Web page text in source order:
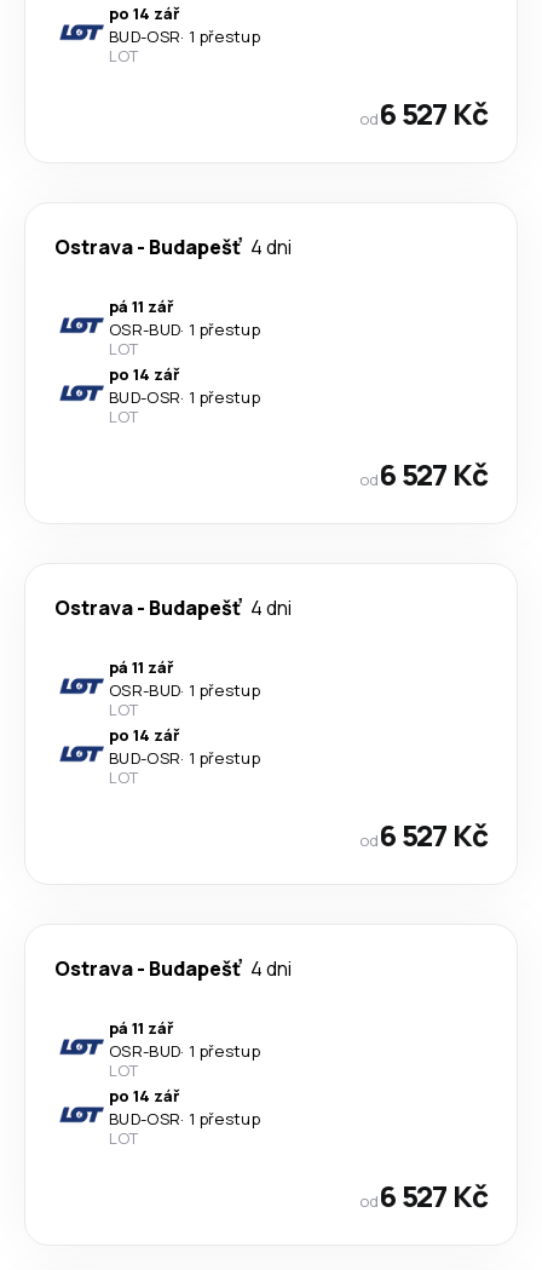
po 14 zář
BUD-OSR· 1 přestup
LOT
od6 527 Kč
Ostrava- Budapešť 4 dni
pá 11 zář
OSR-BUD· 1 přestup
LOT
po 14 zář
BUD-OSR· 1 přestup
LOT
od6 527 Kč
Ostrava- Budapešť 4 dni
pá 11 zář
OSR-BUD· 1 přestup
LOT
po 14 zář
BUD-OSR· 1 přestup
LOT
od6 527 Kč
Ostrava- Budapešť 4 dni
pá 11 zář
OSR-BUD· 1 přestup
LOT
po 14 zář
BUD-OSR· 1 přestup
LOT
od6 527 Kč